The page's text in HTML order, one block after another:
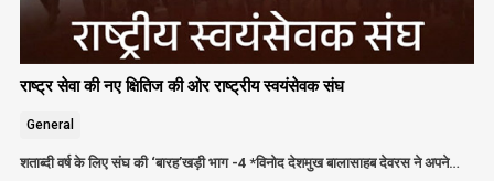
राष्ट्र सेवा की नए क्षितिज की ओर राष्ट्रीय स्वयंसेवक संघ
General
शताब्दी वर्ष के लिए संघ की ‘बारह’खड़ी भाग -4 *विनोद देशमुख बालासाहब देवरस ने अपने…